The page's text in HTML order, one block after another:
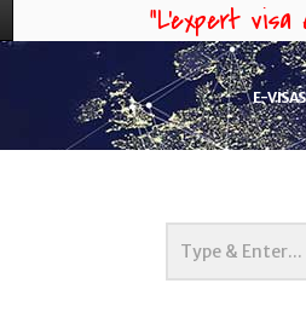
“L'expert visa
E-VISAS